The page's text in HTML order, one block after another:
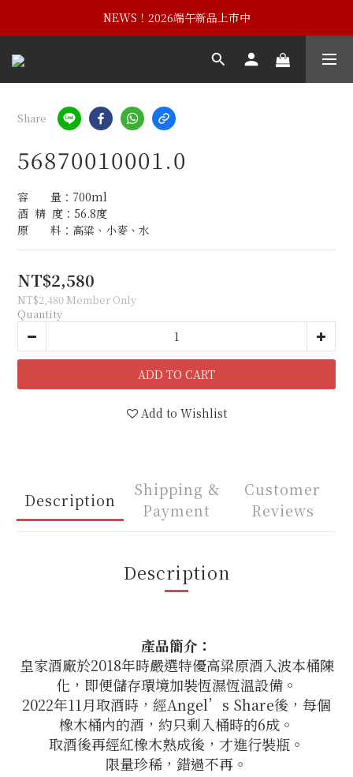
NEWS！黃埔建校102週年紀念酒
NEWS！2026端午新品上市中
NEWS！黃埔建校102週年紀念酒
Share
56870010001.0
容　　量：700ml
酒  精  度：56.8度
原　　料：高粱、小麥、水
NT$2,580
NT$2,480 Member Only
Quantity
ADD TO CART
Add to Wishlist
Description
Shipping &
Payment
Customer
Reviews
Description
產品簡介：
皇家酒廠於2018年時嚴選特優高粱原酒入波本桶陳
化，即便儲存環境加裝恆濕恆溫設備 。
2022年11月取酒時，經Angel’s Share後，每個
橡木桶內的酒，約只剩入桶時的6成。
取酒後再經紅橡木熟成後，才進行裝瓶。
限量珍稀，錯過不再。